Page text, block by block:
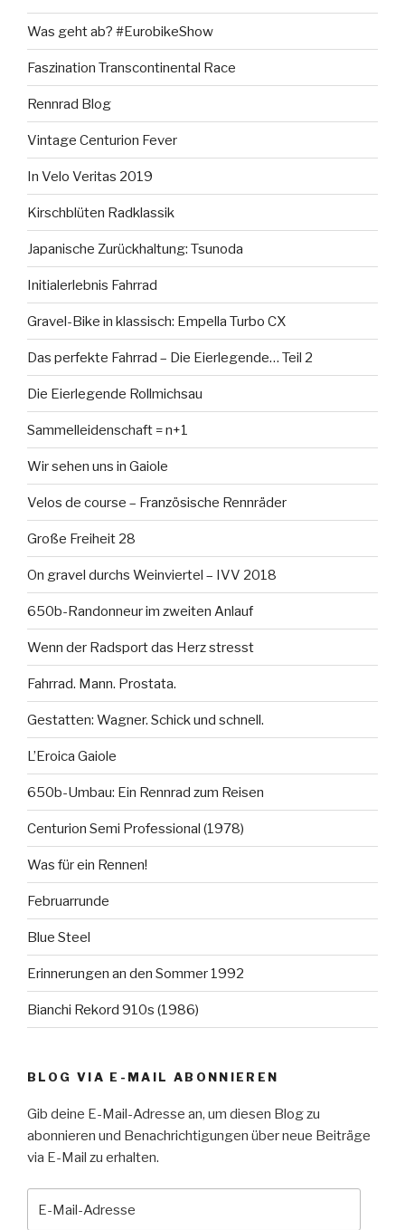
Was geht ab? #EurobikeShow
Faszination Transcontinental Race
Rennrad Blog
Vintage Centurion Fever
In Velo Veritas 2019
Kirschblüten Radklassik
Japanische Zurückhaltung: Tsunoda
Initialerlebnis Fahrrad
Gravel-Bike in klassisch: Empella Turbo CX
Das perfekte Fahrrad – Die Eierlegende… Teil 2
Die Eierlegende Rollmichsau
Sammelleidenschaft = n+1
Wir sehen uns in Gaiole
Velos de course – Französische Rennräder
Große Freiheit 28
On gravel durchs Weinviertel – IVV 2018
650b-Randonneur im zweiten Anlauf
Wenn der Radsport das Herz stresst
Fahrrad. Mann. Prostata.
Gestatten: Wagner. Schick und schnell.
L’Eroica Gaiole
650b-Umbau: Ein Rennrad zum Reisen
Centurion Semi Professional (1978)
Was für ein Rennen!
Februarrunde
Blue Steel
Erinnerungen an den Sommer 1992
Bianchi Rekord 910s (1986)
BLOG VIA E-MAIL ABONNIEREN
Gib deine E-Mail-Adresse an, um diesen Blog zu
abonnieren und Benachrichtigungen über neue Beiträge
via E-Mail zu erhalten.
Mail-